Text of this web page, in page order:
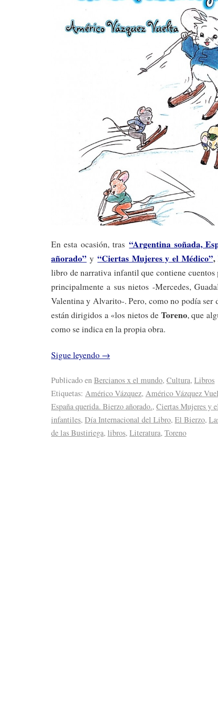
En esta ocasión, tras“Argentina soñada,
añorado” y“Ciertas Mujeres y el Médico”,
libro de narrativa infantil que contiene cuentos
principalmente a sus nietos -Mercedes,
Valentina y Alvarito-. Pero, como no podía ser
están dirigidos a «los nietos de Toreno, que
como se indica en la propia obra.
Sigue leyendo →
Publicado enBercianos x el mundo, Cultura, Libros
Etiquetas: Américo Vázquez, Américo Vázquez
España querida. Bierzo añorado., Ciertas Mujeres y
infantiles, Día Internacional del Libro, El Bierzo,
de las Bustiriega, libros, Literatura, Toreno